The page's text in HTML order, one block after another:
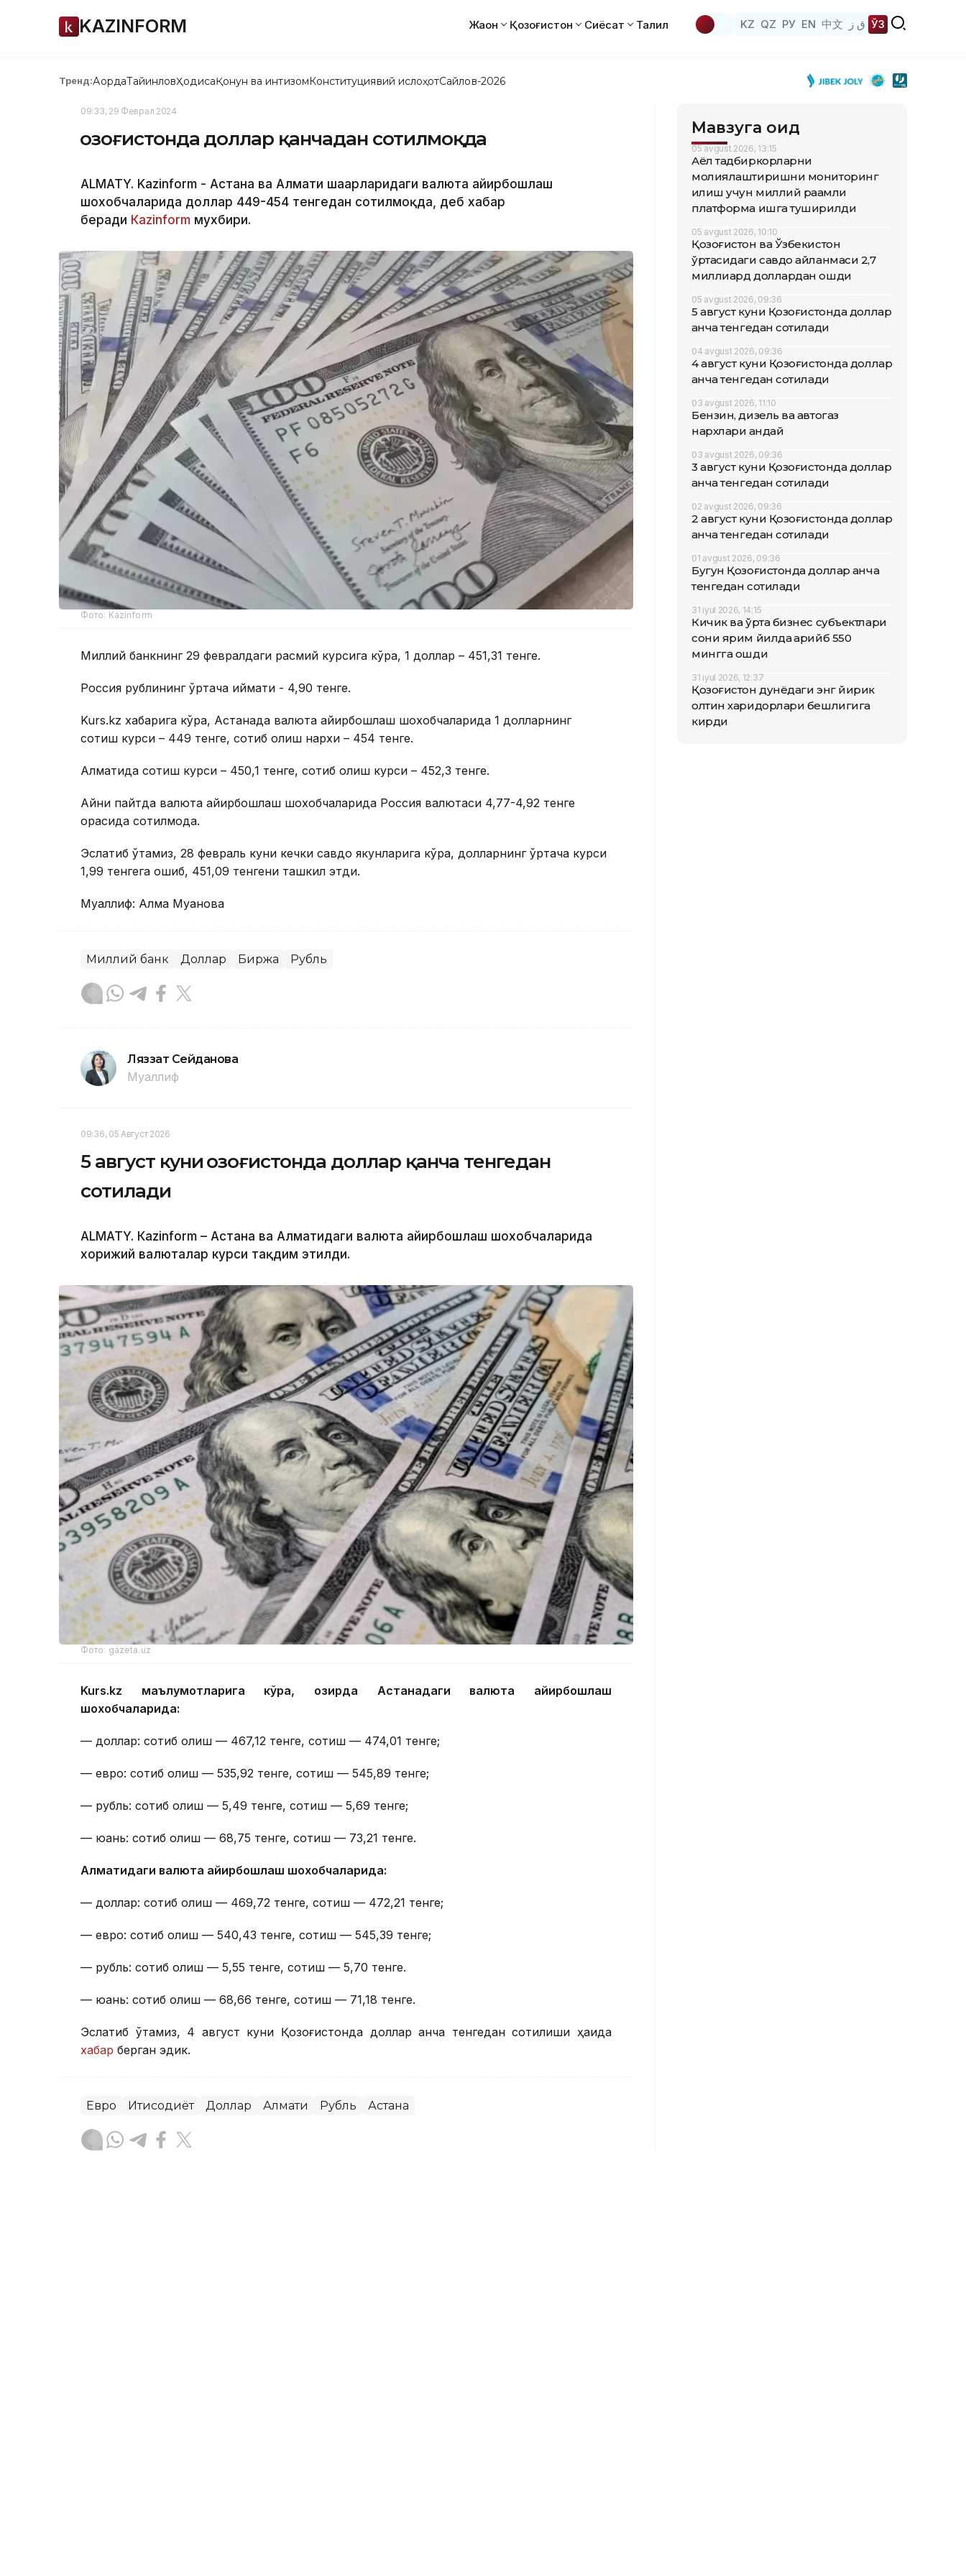
KAZINFORM Жаҳон Қозоғистон Сиёсат Таҳлил KZ QZ РУ EN 中文 ق ز ЎЗ
Тренд:АқордаТайинловҲодисаҚонун ва интизомКонституциявий ислоҳотСайлов-2026
09:33, 29 Феврал 2024
Қозоғистонда доллар қанчадан сотилмоқда
ALMATY. Kazinform - Астана ва Алмати шаҳарларидаги валюта айирбошлаш
шохобчаларида доллар 449-454 тенгедан сотилмоқда, деб хабар
беради Каzinform мухбири.
Фото: Kazinform
Миллий банкнинг 29 февралдаги расмий курсига кўра, 1 доллар – 451,31 тенге.
Россия рублининг ўртача қиймати - 4,90 тенге.
Kurs.kz хабарига кўра, Астанада валюта айирбошлаш шохобчаларида 1 долларнинг
сотиш курси – 449 тенге, сотиб олиш нархи – 454 тенге.
Алматида сотиш курси – 450,1 тенге, сотиб олиш курси – 452,3 тенге.
Айни пайтда валюта айирбошлаш шохобчаларида Россия валютаси 4,77-4,92 тенге
орасида сотилмоқда.
Эслатиб ўтамиз, 28 февраль куни кечки савдо якунларига кўра, долларнинг ўртача курси
1,99 тенгега ошиб, 451,09 тенгени ташкил этди.
Муаллиф: Алма Муқанова
Миллий банк Доллар Биржа Рубль
Ляззат Сейданова
Муаллиф
09:36, 05 Август 2026
5 август куни Қозоғистонда доллар қанча тенгедан
сотилади
ALMATY. Кazinform – Астана ва Алматидаги валюта айирбошлаш шохобчаларида
хорижий валюталар курси тақдим этилди.
Фото: gazeta.uz
Kurs.kz маълумотларига кўра, ҳозирда Астанадаги валюта айирбошлаш
шохобчаларида:
— доллар: сотиб олиш — 467,12 тенге, сотиш — 474,01 тенге;
— евро: сотиб олиш — 535,92 тенге, сотиш — 545,89 тенге;
— рубль: сотиб олиш — 5,49 тенге, сотиш — 5,69 тенге;
— юань: сотиб олиш — 68,75 тенге, сотиш — 73,21 тенге.
Алматидаги валюта айирбошлаш шохобчаларида:
— доллар: сотиб олиш — 469,72 тенге, сотиш — 472,21 тенге;
— евро: сотиб олиш — 540,43 тенге, сотиш — 545,39 тенге;
— рубль: сотиб олиш — 5,55 тенге, сотиш — 5,70 тенге.
— юань: сотиб олиш — 68,66 тенге, сотиш — 71,18 тенге.
Эслатиб ўтамиз, 4 август куни Қозоғистонда доллар қанча тенгедан сотилиши ҳақида
хабар берган эдик.
Евро Иқтисодиёт Доллар Алмати Рубль Астана
Мавзуга оид
05 avgust 2026, 13:15
Аёл тадбиркорларни
молиялаштиришни мониторинг
қилиш учун миллий рақамли
платформа ишга туширилди
05 avgust 2026, 10:10
Қозоғистон ва Ўзбекистон
ўртасидаги савдо айланмаси 2,7
миллиард доллардан ошди
05 avgust 2026, 09:36
5 август куни Қозоғистонда доллар
қанча тенгедан сотилади
04 avgust 2026, 09:36
4 август куни Қозоғистонда доллар
қанча тенгедан сотилади
03 avgust 2026, 11:10
Бензин, дизель ва автогаз
нархлари қандай
03 avgust 2026, 09:36
3 август куни Қозоғистонда доллар
қанча тенгедан сотилади
02 avgust 2026, 09:36
2 август куни Қозоғистонда доллар
қанча тенгедан сотилади
01 avgust 2026, 09:36
Бугун Қозоғистонда доллар қанча
тенгедан сотилади
31 iyul 2026, 14:15
Кичик ва ўрта бизнес субъектлари
сони ярим йилда қарийб 550
мингга ошди
31 iyul 2026, 12:37
Қозоғистон дунёдаги энг йирик
олтин харидорлари бешлигига
кирди